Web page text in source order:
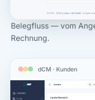
Belegfluss — vom
Rechnung.
dCM · Kunden